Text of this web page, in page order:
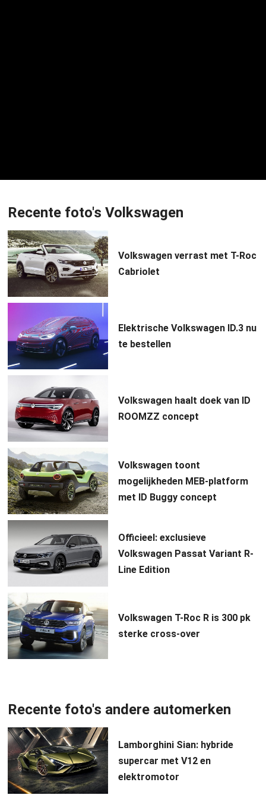
Recente foto's Volkswagen
Volkswagen verrast met T-Roc
Cabriolet
Elektrische Volkswagen ID.3 nu
te bestellen
Volkswagen haalt doek van ID
ROOMZZ concept
Volkswagen toont
mogelijkheden MEB-platform
met ID Buggy concept
Officieel: exclusieve
Volkswagen Passat Variant R-
Line Edition
Volkswagen T-Roc R is 300 pk
sterke cross-over
Recente foto's andere automerken
Lamborghini Sian: hybride
supercar met V12 en
elektromotor